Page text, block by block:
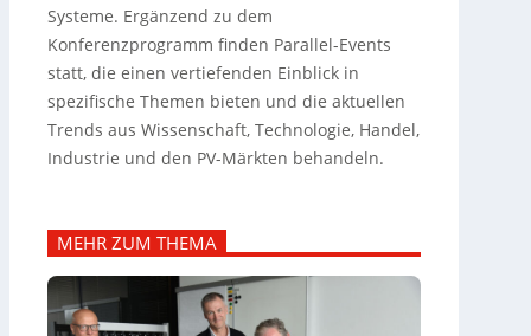
Systeme. Ergänzend zu dem
Konferenzprogramm finden Parallel-Events
statt, die einen vertiefenden Einblick in
spezifische Themen bieten und die aktuellen
Trends aus Wissenschaft, Technologie, Handel,
Industrie und den PV-Märkten behandeln.
MEHR ZUM THEMA